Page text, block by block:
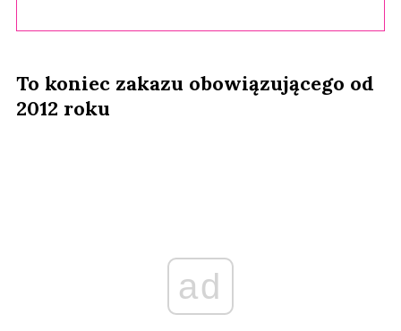
To koniec zakazu obowiązującego od
2012 roku
ad